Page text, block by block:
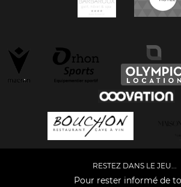
RESTEZ DANS LE JEU...
Pour rester informé de